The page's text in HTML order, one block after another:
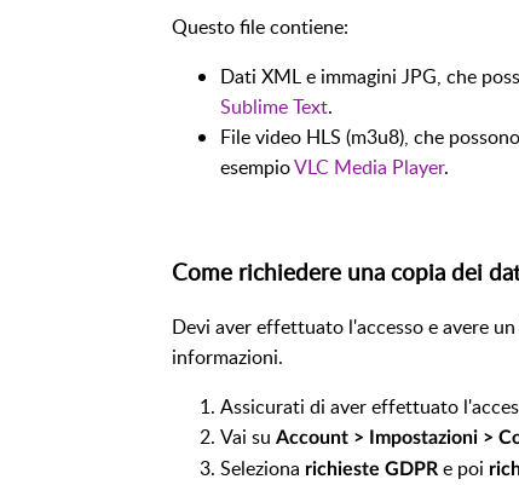
Questo file contiene:
Dati XML e immagini JPG, che
Sublime Text.
File video HLS (m3u8), che
esempioVLC Media Player.
Come richiedere una copia dei
Devi aver effettuato l'accesso e avere
informazioni.
Assicurati di aver effettuato
Vai su Account > Impostazioni >
Seleziona richieste GDPR e poi